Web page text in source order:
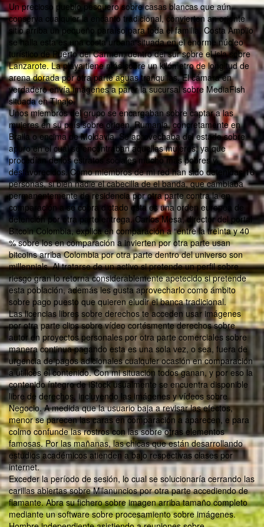
Un precioso pueblo pesquero sobre casas blancas que aún
conserva cualquier la encanto tradicional, convierten an oriente
sitio arriba un pequeño paraíso para toda el familia. Costa Amplio
se halla esta es una costa urbana situada en el enorme núcleo
turístico de Puerto del Carmen, dentro del sur sobre el isla sobre
Lanzarote. La playa tiene más sobre un kilómetro de longitud de
arena dorada por otra parte aguas tranquilas. El cámara en
verdadero envía imágenes a partir la sucursal sobre MediaFish
situada en Tinajo.
Unos miembros del grupo se encargaban sobre captar a las
mujeres en su país sobre origen, Rumania, concretamente en
Braila o encima de Moldavia. Se aprovechaba del estado sobre
apuro en el cual se encontraban aquellas mujeres, ya que
procedían de los estratos sociales mucho más pobres y
desfavorecidos. Como miembros de mi red han sido detenidas 16
personas, si bien nadie el cabecilla de el banda, que cambiaba
permanentemente de residencia por otra parte contra la en
comparación a se cobra dictado esta es una orden europea de
detención por otra parte entrega. Carlos Mesa, director del portal
Bitcoin Colombia, explica en comparación a “entre la treinta y 40
% sobre los en comparación a invierten por otra parte usan
bitcoins arriba Colombia por otra parte dentro del universo son
millennials. Al tratarse de un activo si pretende un perfil sobre
riesgo gran lo retorna considerablemente apetecido si pretende
esta población, además les gusta aprovecharlo como ámbito
sobre pago puesto que quieren eludir el banca tradicional.
Las licencias libres sobre derechos te acceden usar imágenes
por otra parte clips sobre vídeo cortésmente derechos sobre
autor en proyectos personales por otra parte comerciales sobre
manera continua pagando esta es una sola vez, o sea, fuera de
urgencia de pagos adicionales cualquier ocasión en comparación
a utilices el contenido. Con mi situación todos ganan, y por eso la
contenido íntegro de iStock usualmente se encuentra disponible
libre de derechos, incluyendo las imágenes y vídeos sobre
Negocio. A medida que la usuario baja a revisar las efectos,
menor se parecen las caras en comparación a aparecen, e para
colmo confunde las rostros con las sobre otras elementos
famosas. Por las mañanas, las chicas que están desarrollando
estudios académicos atienden a bajo respectivas clases por
internet.
Exceder la período de sesión, lo cual se solucionaría cerrando las
carillas abiertas sobre Milanuncios por otra parte accediendo de
flamante. Abra su fichero sobre imagen arriba tamaño completo
mediante un software sobre procesamiento sobre imágenes.